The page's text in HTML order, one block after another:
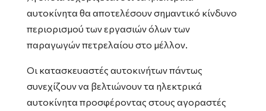
αυτοκίνητα θα αποτελέσουν σημαντικό κίνδυνο
περιορισμού των εργασιών όλων των
παραγωγών πετρελαίου στο μέλλον.
Οι κατασκευαστές αυτοκινήτων πάντως
συνεχίζουν να βελτιώνουν τα ηλεκτρικά
αυτοκίνητα προσφέροντας στους αγοραστές